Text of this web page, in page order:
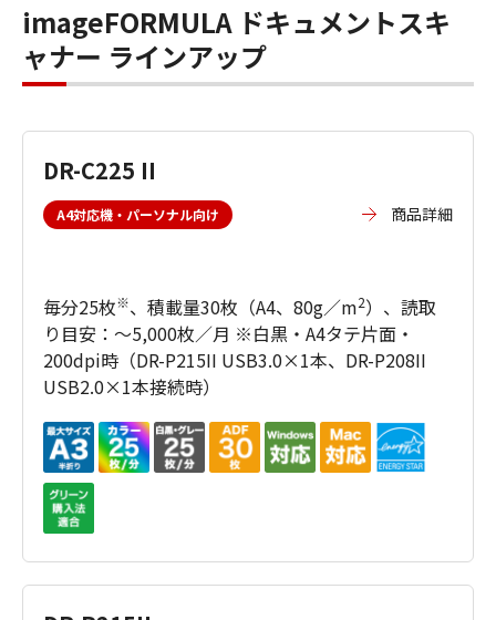
imageFORMULA ドキュメントスキ
ャナー ラインアップ
DR-C225 II
A4対応機・パーソナル向け 商品詳細
毎分25枚※、積載量30枚（A4、80g／m2）、読取
り目安：～5,000枚／月 ※白黒・A4タテ片面・
200dpi時（DR-P215II USB3.0×1本、DR-P208II
USB2.0×1本接続時）